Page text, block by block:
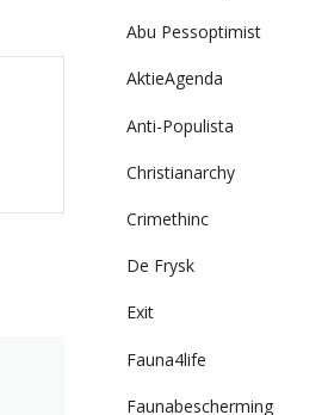
Abu Pessoptimist
AktieAgenda
Anti-Populista
Christianarchy
Crimethinc
De Frysk
Exit
Fauna4life
Faunabescherming